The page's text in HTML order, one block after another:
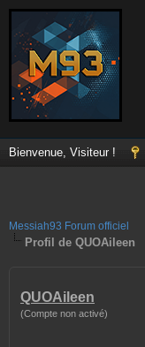
Bienvenue, Visiteur !
Messiah93 Forum officiel
Profil de QUOAileen
QUOAileen
(Compte non activé)